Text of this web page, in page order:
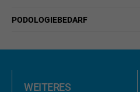
PODOLOGIEBEDARF
WEITERES